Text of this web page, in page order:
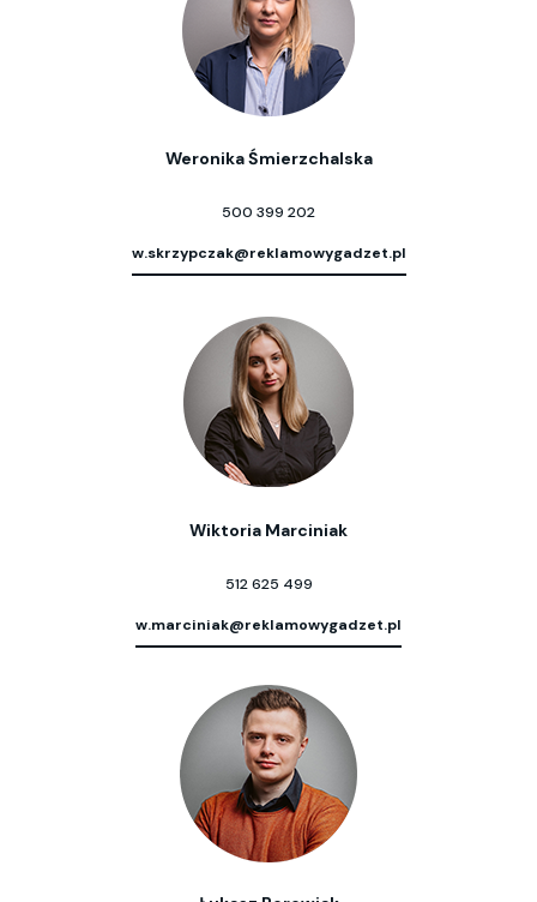
Weronika Śmierzchalska
500 399 202
w.skrzypczak@reklamowygadzet.pl
Wiktoria Marciniak
512 625 499
w.marciniak@reklamowygadzet.pl